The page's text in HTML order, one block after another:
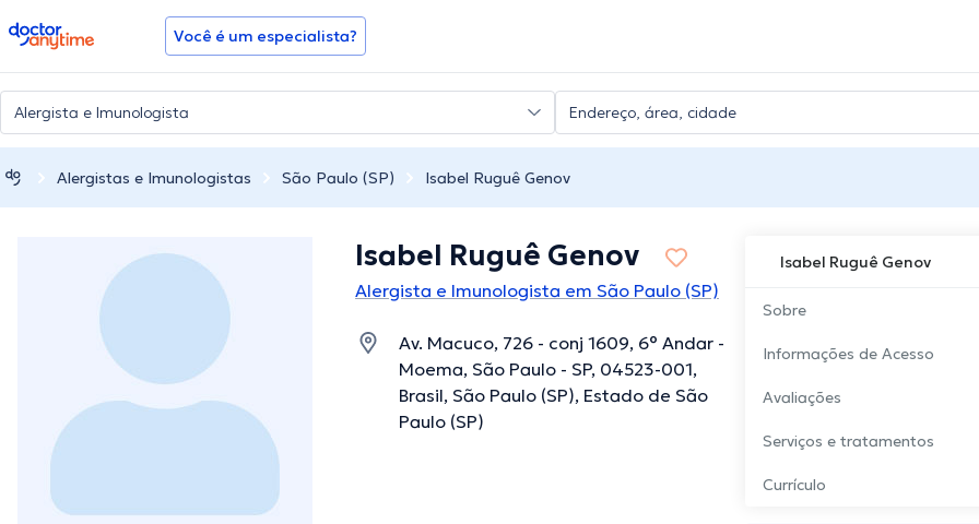
doctoranytime Você é um especialista?
Alergistas e Imunologistas São Paulo (SP) Isabel Ruguê Genov
Isabel Ruguê Genov
Sobre
Informações de Acesso
Avaliações
Serviços e tratamentos
Currículo
Isabel Ruguê Genov
Alergista e Imunologista em São Paulo (SP)
Av. Macuco, 726 - conj 1609, 6° Andar -
Moema, São Paulo - SP, 04523-001,
Brasil, São Paulo (SP), Estado de São
Paulo (SP)